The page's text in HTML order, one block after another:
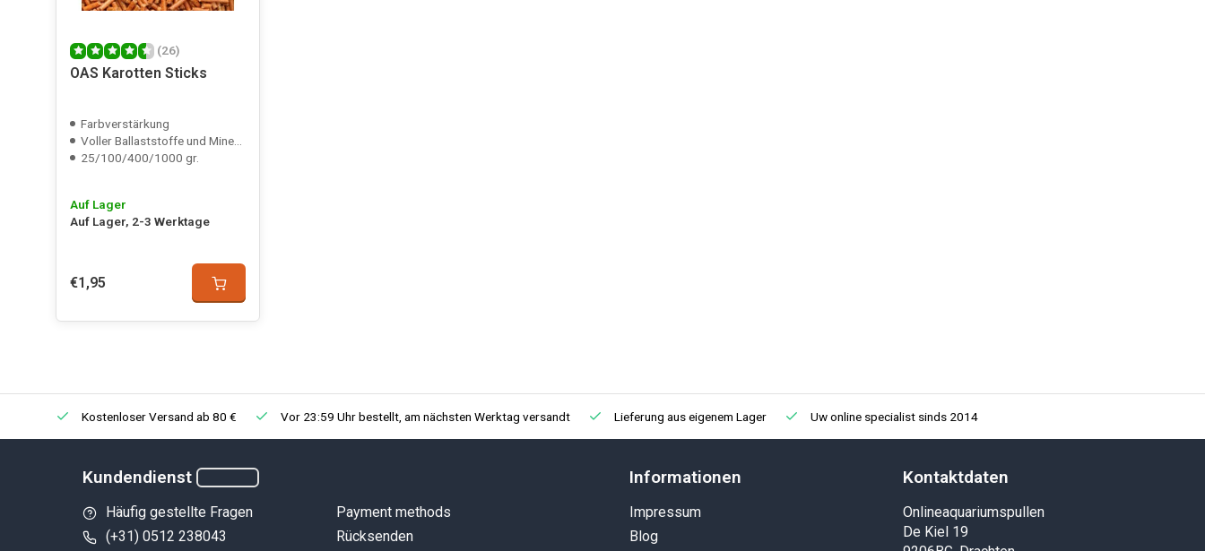
Goed
Veröffentlicht am 16/03/2026
Sjoerd van Oosten
Veröffentlicht am 28/10/2025
Martine Franssens
Gebruik ik al geruime tijd.
Garnalen vinden ze heerlijk, mn vissen ook trouwens.
Esmee Huvermann van der Gaag
(26)
OAS Karotten Sticks
Farbverstärkung
Voller Ballaststoffe und Mineralien
25/100/400/1000 gr.
Auf Lager
Auf Lager, 2-3 Werktage
€1,95
Kostenloser Versand ab 80 € Vor 23:59 Uhr bestellt, am nächsten Werktag versandt Lieferung aus eigenem Lager Uw online specialist sinds 2014
Kundendienst
Häufig gestellte Fragen
(+31) 0512 238043
Payment methods
Rücksenden
Informationen
Impressum
Blog
Kontaktdaten
Onlineaquariumspullen
De Kiel 19